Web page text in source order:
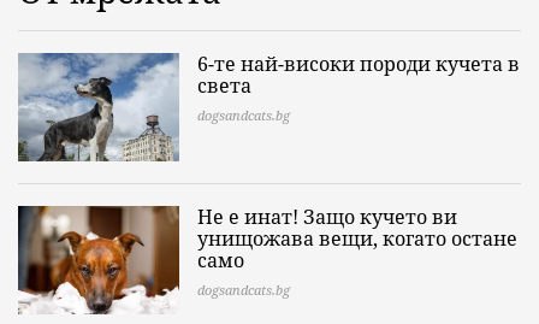
6-те най-високи породи кучета в
света
dogsandcats.bg
Не е инат! Защо кучето ви
унищожава вещи, когато остане
само
dogsandcats.bg